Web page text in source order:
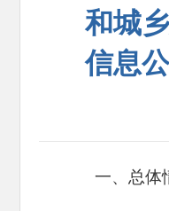
和城
信息
一、总体